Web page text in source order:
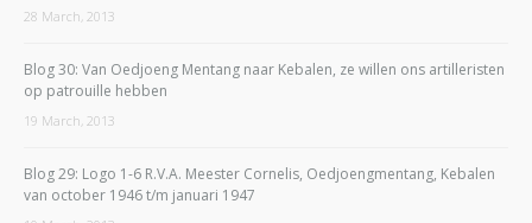
28 March, 2013
Blog 30: Van Oedjoeng Mentang naar Kebalen, ze willen ons artilleristen
op patrouille hebben
19 March, 2013
Blog 29: Logo 1-6 R.V.A. Meester Cornelis, Oedjoengmentang, Kebalen
van october 1946 t/m januari 1947